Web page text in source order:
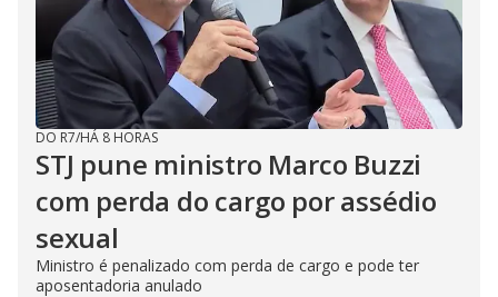
DO R7/HÁ 8 HORAS
STJ pune ministro Marco Buzzi
com perda do cargo por assédio
sexual
Ministro é penalizado com perda de cargo e pode ter
aposentadoria anulado